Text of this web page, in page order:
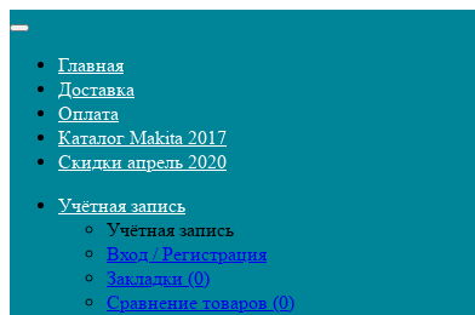
Главная
Доставка
Оплата
Каталог Makita 2017
Скидки апрель 2020
Учётная запись
Учётная запись
Вход / Регистрация
Закладки (0)
Сравнение товаров (0)